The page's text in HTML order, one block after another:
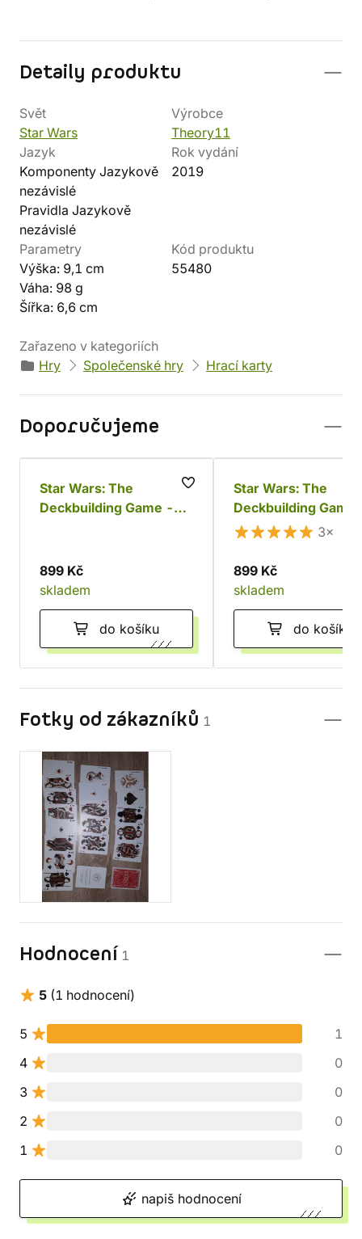
Detaily produktu
Svět
Star Wars
Výrobce
Theory11
Jazyk
Komponenty Jazykově
nezávislé
Pravidla Jazykově
nezávislé
Rok vydání
2019
Parametry
Výška: 9,1 cm
Váha: 98 g
Šířka: 6,6 cm
Kód produktu
55480
Zařazeno v kategoriích
Hry
Společenské hry Hrací karty
Doporučujeme
Star Wars: The
Deckbuilding Game -
899 Kč
skladem
do košíku
Star Wars: The
Deckbuilding Game
(česky)
3×
899 Kč
skladem
do košíku
Fotky od zákazníků 1
Hodnocení 1
5 (1 hodnocení)
5
1
4
0
3
0
2
0
1
0
napiš hodnocení